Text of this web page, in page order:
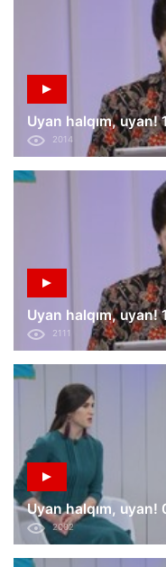
Uyan halqım, uyan!
2014
Uyan halqım, uyan!
2111
Uyan halqım, uyan!
2002